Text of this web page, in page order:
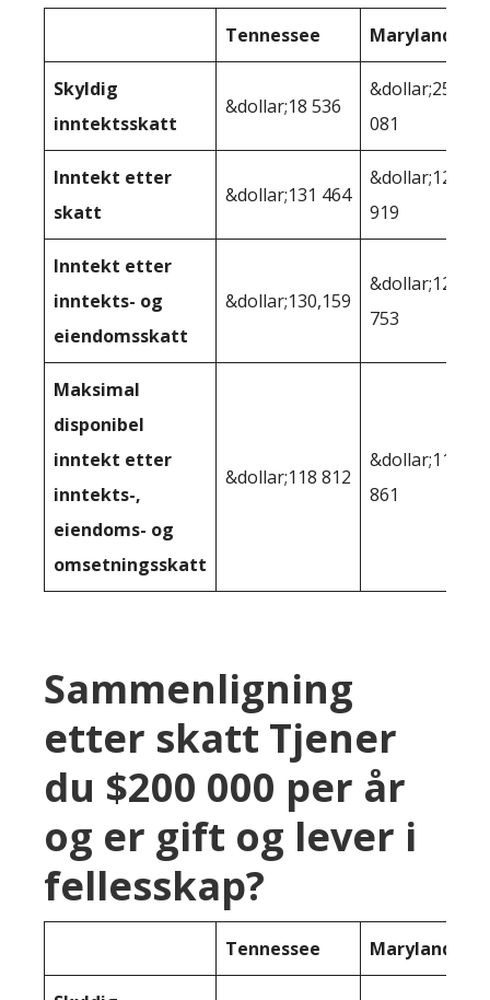
Tennessee Maryland
Skyldig
inntektsskatt
&dollar;18 536
&dollar;25
081
Inntekt etter
skatt
&dollar;131 464
&dollar;124
919
Inntekt etter
inntekts- og
eiendomsskatt
&dollar;130,159
&dollar;121
753
Maksimal
disponibel
inntekt etter
inntekts-,
eiendoms- og
omsetningsskatt
&dollar;118 812
&dollar;114
861
Sammenligning
etter skatt Tjener
du $200 000 per år
og er gift og lever i
fellesskap?
Tennessee Maryland